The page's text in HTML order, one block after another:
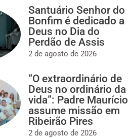
Santuário Senhor do
Bonfim é dedicado a
Deus no Dia do
Perdão de Assis
2 de agosto de 2026
“O extraordinário de
Deus no ordinário da
vida”: Padre Maurício
assume missão em
Ribeirão Pires
2 de agosto de 2026